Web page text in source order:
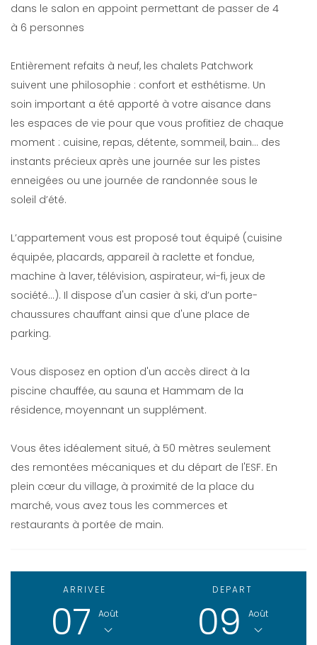
dans le salon en appoint permettant de passer de 4
à 6 personnes
Entièrement refaits à neuf, les chalets Patchwork
suivent une philosophie : confort et esthétisme. Un
soin important a été apporté à votre aisance dans
les espaces de vie pour que vous profitiez de chaque
moment : cuisine, repas, détente, sommeil, bain… des
instants précieux après une journée sur les pistes
enneigées ou une journée de randonnée sous le
soleil d’été.
L’appartement vous est proposé tout équipé (cuisine
équipée, placards, appareil à raclette et fondue,
machine à laver, télévision, aspirateur, wi-fi, jeux de
société…). Il dispose d'un casier à ski, d’un porte-
chaussures chauffant ainsi que d'une place de
parking.
Vous disposez en option d'un accès direct à la
piscine chauffée, au sauna et Hammam de la
résidence, moyennant un supplément.
Vous êtes idéalement situé, à 50 mètres seulement
des remontées mécaniques et du départ de l'ESF. En
plein cœur du village, à proximité de la place du
marché, vous avez tous les commerces et
restaurants à portée de main.
ARRIVEE
07 Août
DEPART
09 Août